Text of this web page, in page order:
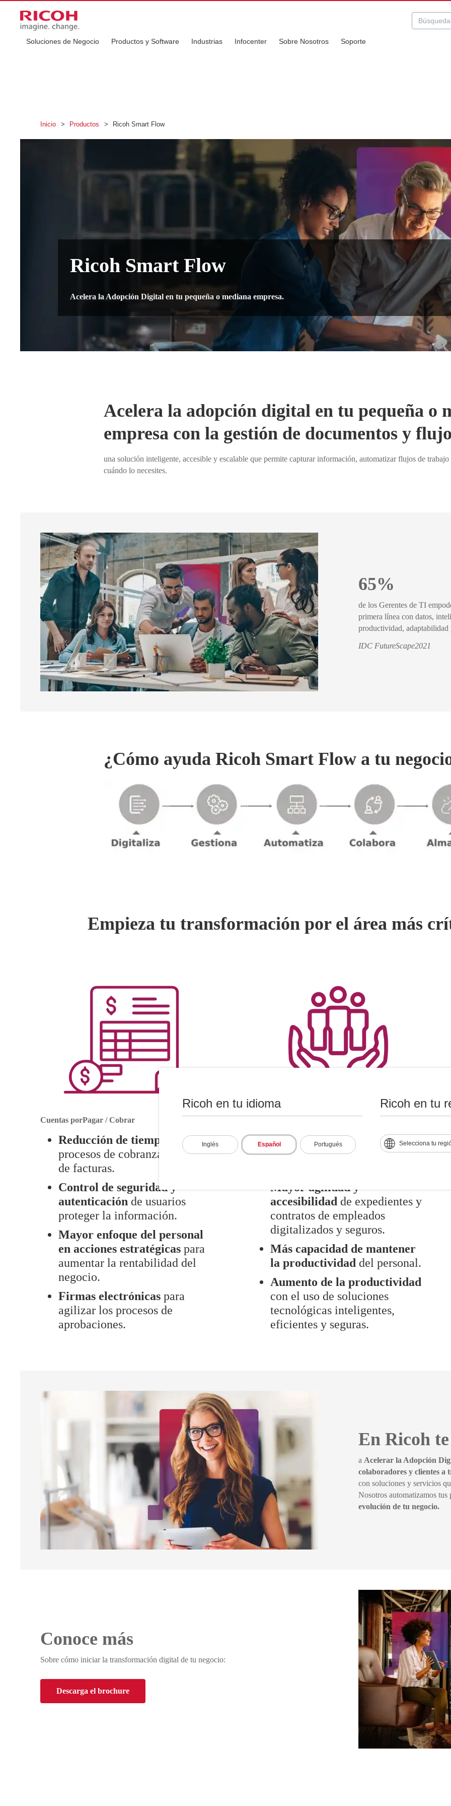
Ricoh en tu idioma
Inglés Español Portugués
Ricoh en tu
Selecciona tu
Soluciones de Negocio Productos y Software Industrias Infocenter Sobre Nosotros Soporte
Inicio > Productos > Ricoh Smart Flow
Ricoh Smart Flow
Acelera la Adopción Digital en tu pequeña o mediana empresa.
Acelera la adopción digital en tu pequeña o
empresa con la gestión de documentos y
una solución inteligente, accesible y escalable que permite capturar información, automatizar flujos de
cuándo lo necesites.
65%
de los Gerentes de TI
primera línea con datos,
productividad, adaptabilidad
IDC FutureScape2021
¿Cómo ayuda Ricoh Smart Flow a tu
Empieza tu transformación por el área más
Cuentas porPagar / Cobrar
Reducción de tiempo
en los
procesos de cobranza y pago
de facturas.
Control de seguridad y
autenticación de usuarios
proteger la información.
Mayor enfoque del personal
en acciones estratégicas para
aumentar la rentabilidad del
negocio.
Firmas electrónicas para
agilizar los procesos de
aprobaciones.
Firma electrónica para
agilizarlos procesos de
Mayor agilidad y
accesibilidad de expedientes y
contratos de empleados
digitalizados y seguros.
Más capacidad de mantener
la productividad del personal.
Aumento de la productividad
con el uso de soluciones
tecnológicas inteligentes,
eficientes y seguras.
En Ricoh
a Acelerar la Adopción
colaboradores y clientes a
con soluciones y servicios
Nosotros automatizamos
evolución de tu negocio.
Conoce más
Sobre cómo iniciar la transformación digital de tu negocio:
Descarga el brochure